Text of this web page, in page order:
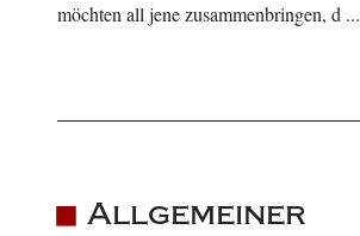
möchten all jene zusammenbringen, d ...
Allgemeiner